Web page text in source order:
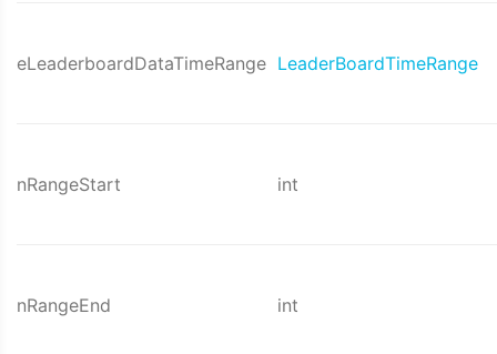
eLeaderboardDataTimeRange LeaderBoardTimeRange
nRangeStart int
nRangeEnd int